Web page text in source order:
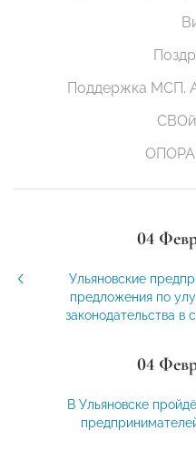
Поддержка МСП.
СВОй
04
Ульяновские
предложения по
законодательства в
04
В Ульяновске